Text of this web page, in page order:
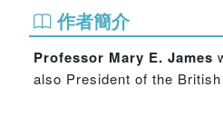
作者簡介
Professor Mary E. James
also President of the